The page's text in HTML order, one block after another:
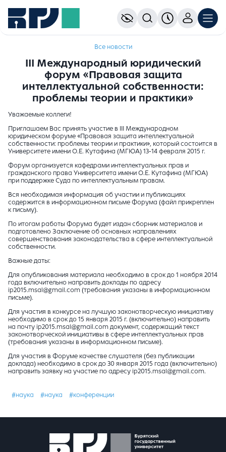
Все новости
III Международный юридический
форум «Правовая защита
интеллектуальной собственности:
проблемы теории и практики»
Уважаемые коллеги!
Приглашаем Вас принять участие в III Международном
юридическом форуме «Правовая защита интеллектуальной
собственности: проблемы теории и практики», который состоится в
Университете имени О.Е. Кутафина (МГЮА) 13-14 февраля 2015 г.
Форум организуется кафедрами интеллектуальных прав и
гражданского права Университета имени О.Е. Кутафина (МГЮА)
при поддержке Суда по интеллектуальным правам.
Вся необходимая информация об участии и публикациях
содержится в информационном письме Форума (файл прикреплен
к письму).
По итогам работы Форума будет издан сборник материалов и
подготовлено Заключение об основных направлениях
совершенствования законодательства в сфере интеллектуальной
собственности.
Важные даты:
Для опубликования материала необходимо в срок до 1 ноября 2014
года включительно направить доклады по адресу
ip2015.msal@gmail.com (требования указаны в информационном
письме).
Для участия в конкурсе на лучшую законотворческую инициативу
необходимо в срок до 15 января 2015 г. (включительно) направить
на почту ip2015.msal@gmail.com документ, содержащий текст
законотворческой инициативы в сфере интеллектуальных прав
(требования указаны в информационном письме).
Для участия в Форуме качестве слушателя (без публикации
доклада) необходимо в срок до 30 января 2015 года (включительно)
направить заявку на участие по адресу ip2015.msal@gmail.com.
#наука #наука #конференции